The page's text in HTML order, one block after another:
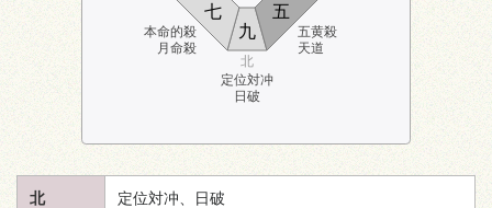
本命的殺
月命殺
定位対冲
日破
五黄殺
天道
北
九
五
七
北 定位対冲、日破